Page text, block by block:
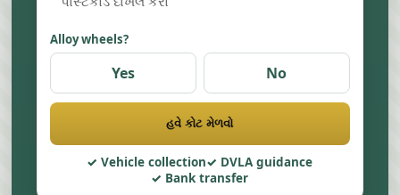
Alloy wheels?
Yes No
હવે કોટ મેળવો
Vehicle collection
DVLA guidance
Bank transfer